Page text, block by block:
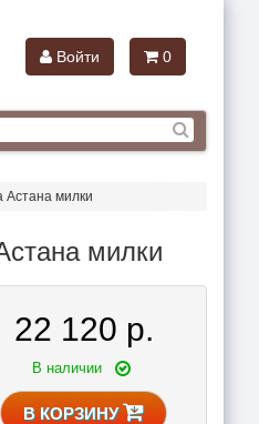
Войти 0
Астана милки
милки
22 120 р.
В наличии
В КОРЗИНУ